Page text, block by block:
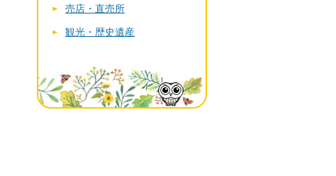
売店・直売所
観光・歴史遺産